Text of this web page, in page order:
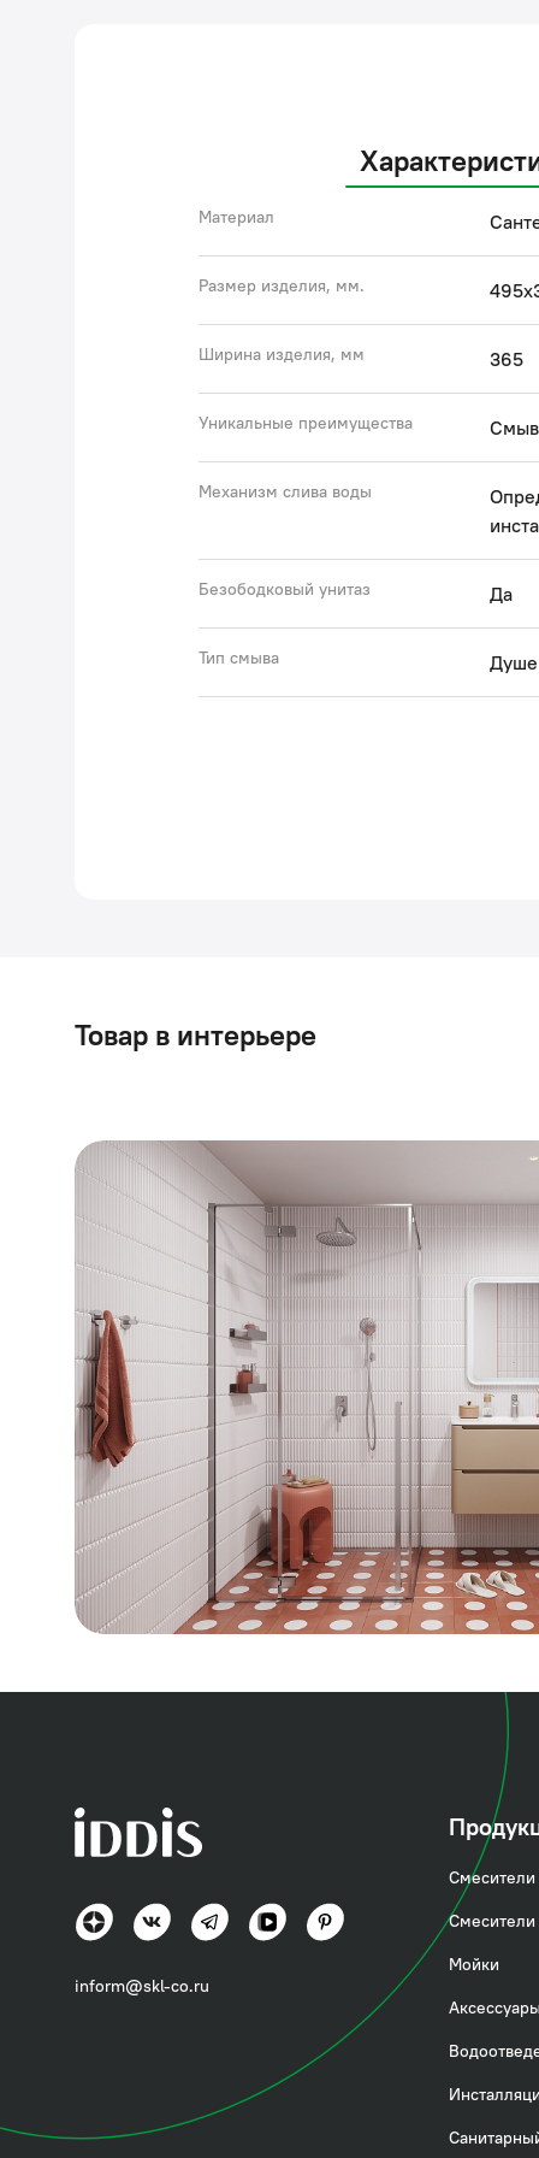
Материал
Размер изделия, мм.
Ширина изделия, мм 365
Уникальные преимущества Смыв
Механизм слива воды
Безободковый унитаз Да
Тип смыва
Товар в интерьере
inform@skl-co.ru
Смесители
Смесители
Мойки